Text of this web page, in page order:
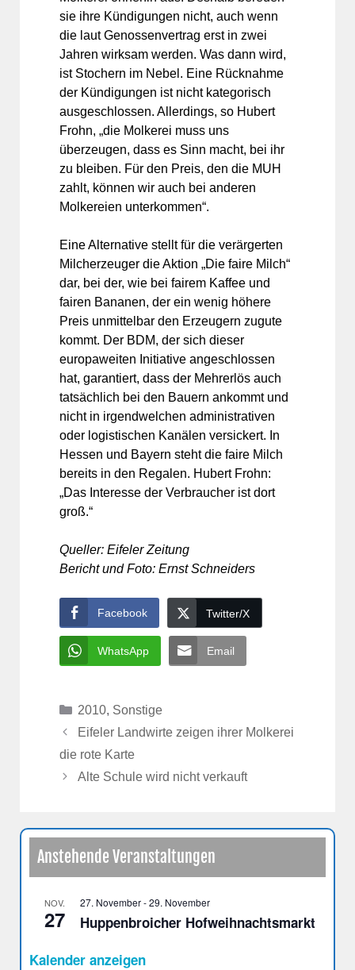
sie ihre Kündigungen nicht, auch wenn
die laut Genossenvertrag erst in zwei
Jahren wirksam werden. Was dann wird,
ist Stochern im Nebel. Eine Rücknahme
der Kündigungen ist nicht kategorisch
ausgeschlossen. Allerdings, so Hubert
Frohn, „die Molkerei muss uns
überzeugen, dass es Sinn macht, bei ihr
zu bleiben. Für den Preis, den die MUH
zahlt, können wir auch bei anderen
Molkereien unterkommen“.
Eine Alternative stellt für die verärgerten
Milcherzeuger die Aktion „Die faire Milch“
dar, bei der, wie bei fairem Kaffee und
fairen Bananen, der ein wenig höhere
Preis unmittelbar den Erzeugern zugute
kommt. Der BDM, der sich dieser
europaweiten Initiative angeschlossen
hat, garantiert, dass der Mehrerlös auch
tatsächlich bei den Bauern ankommt und
nicht in irgendwelchen administrativen
oder logistischen Kanälen versickert. In
Hessen und Bayern steht die faire Milch
bereits in den Regalen. Hubert Frohn:
„Das Interesse der Verbraucher ist dort
groß.“
Queller: Eifeler Zeitung
Bericht und Foto: Ernst Schneiders
Facebook Twitter/X
WhatsApp Email
Kategorien
2010, Sonstige
Eifeler Landwirte zeigen ihrer Molkerei
die rote Karte
Alte Schule wird nicht verkauft
Anstehende Veranstaltungen
NOV.
27
27. November-29. November
Huppenbroicher Hofweihnachtsmarkt
Kalender anzeigen